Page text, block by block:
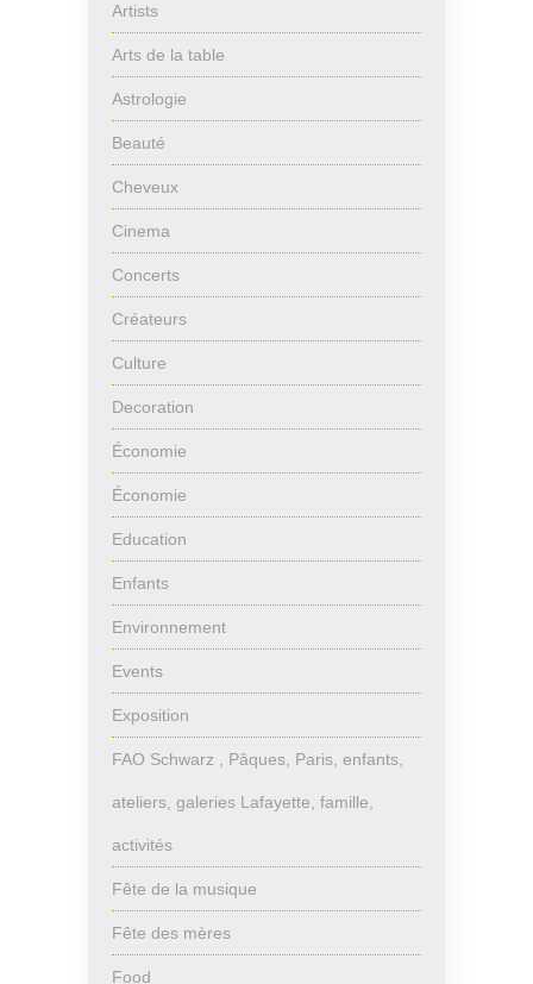
Artists
Arts de la table
Astrologie
Beauté
Cheveux
Cinema
Concerts
Créateurs
Culture
Decoration
Économie
Économie
Education
Enfants
Environnement
Events
Exposition
FAO Schwarz , Pâques, Paris, enfants,
ateliers, galeries Lafayette, famille,
activités
Fête de la musique
Fête des mères
Food